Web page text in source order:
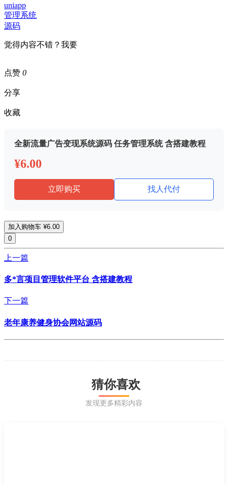
uniapp
管理系统
源码
觉得内容不错？我要
点赞 0
分享
收藏
全新流量广告变现系统源码 任务管理系统 含搭建教程
¥6.00
立即购买 找人代付
加入购物车 ¥6.00
0
上一篇
多*言项目管理软件平台 含搭建教程
下一篇
老年康养健身协会网站源码
猜你喜欢
发现更多精彩内容